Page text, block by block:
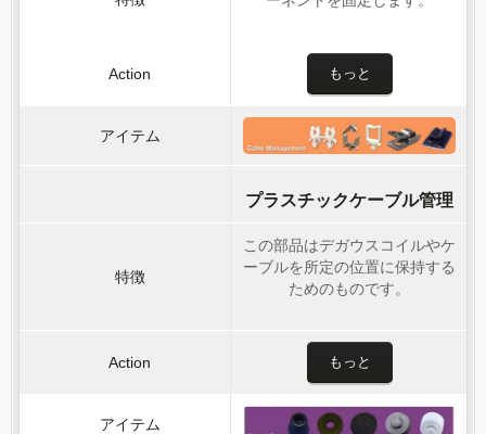
もっと
プラスチックケーブル管理
この部品はデガウスコイルやケ
ーブルを所定の位置に保持する
ためのものです。
もっと